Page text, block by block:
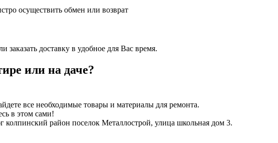
осуществить обмен или возврат
заказать доставку в удобное для Вас время.
или на даче?
все необходимые товары и материалы для ремонта.
в этом сами!
колпинский район поселок Металлострой, улица школьная дом 3.